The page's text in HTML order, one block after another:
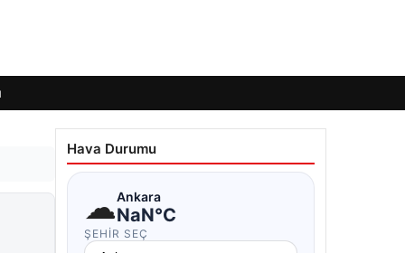
Hava Durumu
☁Ankara
NaN°C
ŞEHIR SEÇ